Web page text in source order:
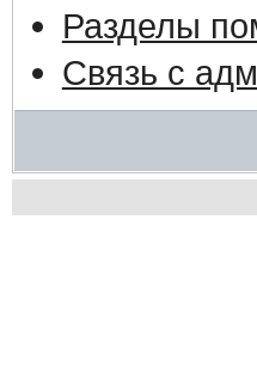
Разделы
Связь с